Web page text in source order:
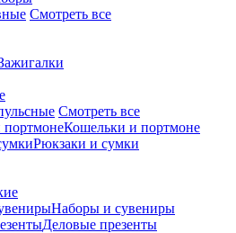
Смотреть все
Смотреть все
Кошельки и портмоне
Рюкзаки и сумки
Наборы и сувениры
Деловые презенты